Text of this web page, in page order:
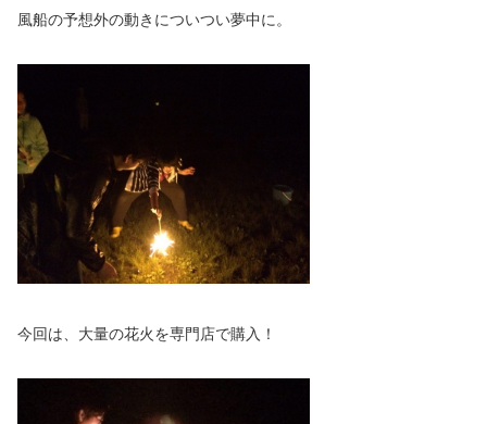
風船の予想外の動きについつい夢中に。
今回は、大量の花火を専門店で購入！